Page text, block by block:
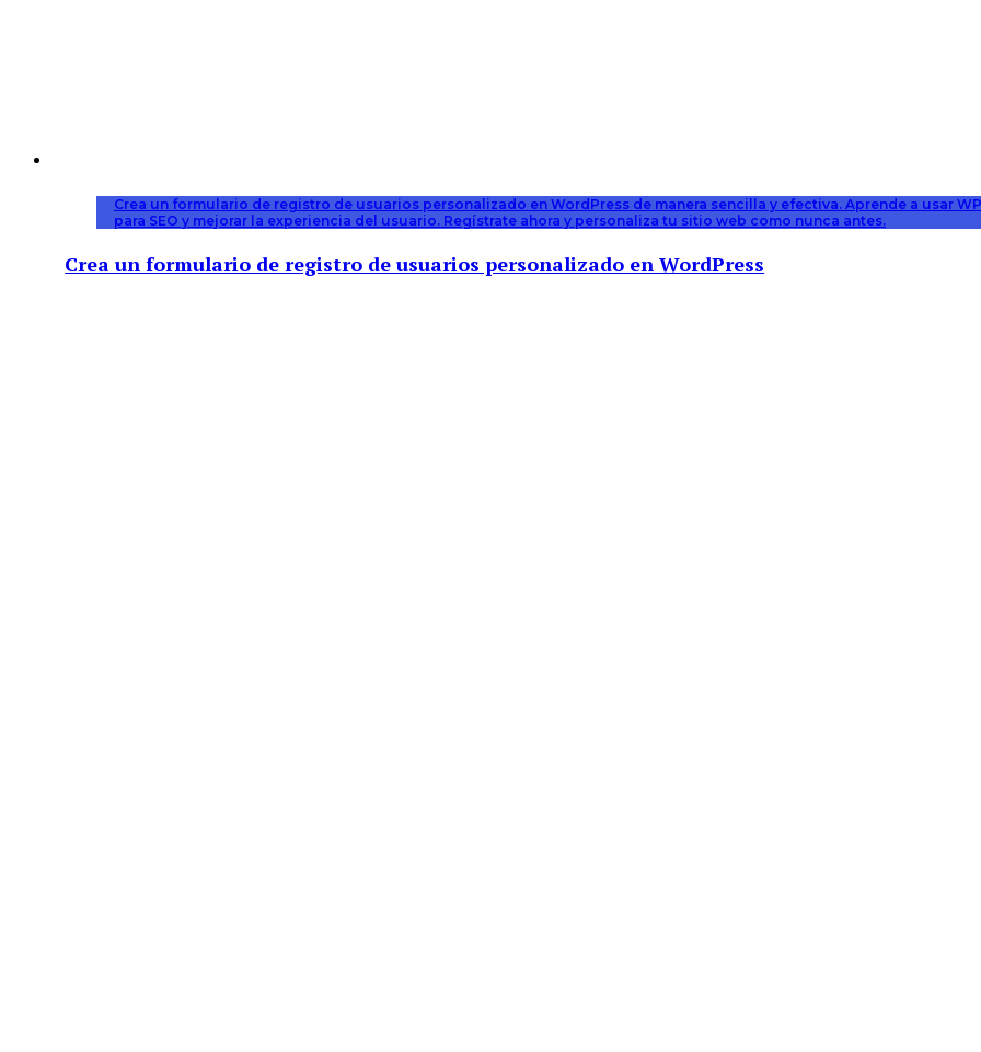
Crea un formulario de registro de usuarios personalizado en WordPress de manera sencilla y efectiva. Aprende a usar
para SEO y mejorar la experiencia del usuario. Regístrate ahora y personaliza tu sitio web como nunca antes.
Crea un formulario de registro de usuarios personalizado en WordPress